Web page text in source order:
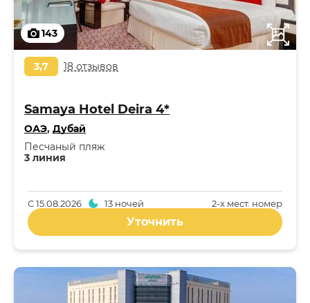
143
3,7 18 отзывов
Samaya Hotel Deira 4*
ОАЭ, Дубай
3 линия
Песчаный пляж
2-x мест. номер
С15.08.2026 13 ночей
Уточнить